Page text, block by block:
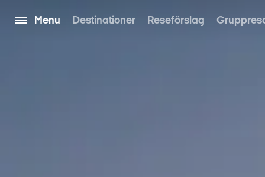
Menu Destinationer Reseförslag